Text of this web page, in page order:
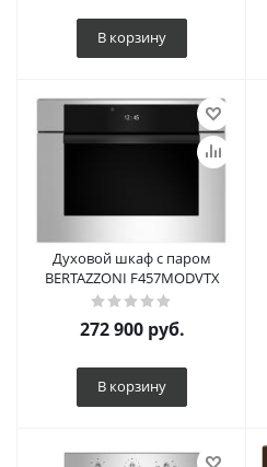
В корзину
Духовой шкаф с паром
BERTAZZONI F457MODVTX
272 900руб.
В корзину